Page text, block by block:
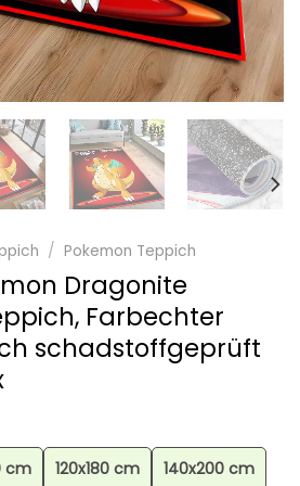
/ Pokemon Teppich
Dragonite
Farbechter
schadstoffgeprüft
cm 120x180 cm 140x200 cm